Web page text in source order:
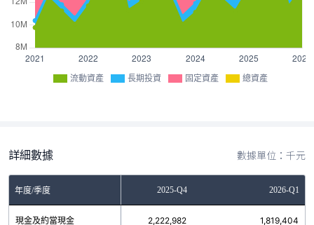
流動資產 長期投資 固定資產 總資產
詳細數據 數據單位：千元
年度/季度2025-Q3 2025-Q4 2026-Q1
現金及約當現金
3,243,413 2,222,982 1,819,404